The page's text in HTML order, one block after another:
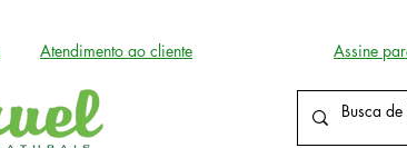
Atendimento ao cliente Assine